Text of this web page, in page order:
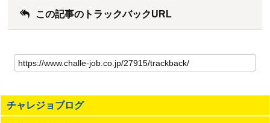
この記事のトラックバックURL
の
記
の
ト
チャレジョブログ